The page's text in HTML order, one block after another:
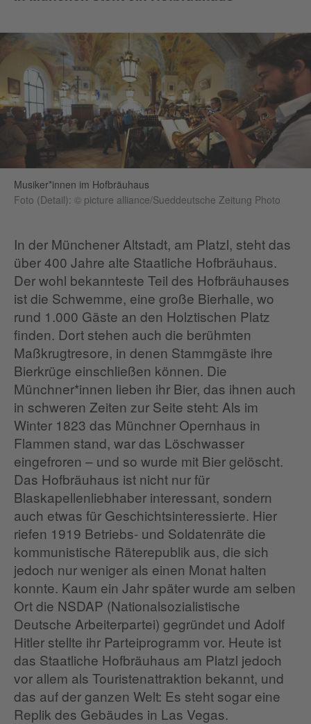
Musiker*innen im Hofbräuhaus
Foto (Detail): © picture alliance/Sueddeutsche Zeitung Photo
In der Münchener Altstadt, am Platzl, steht das
über 400 Jahre alte Staatliche Hofbräuhaus.
Der wohl bekannteste Teil des Hofbräuhauses
ist die Schwemme, eine große Bierhalle, wo
rund 1.000 Gäste an den Holztischen Platz
finden. Dort stehen auch die berühmten
Maßkrugtresore, in denen Stammgäste ihre
Bierkrüge einschließen können. Die
Münchner*innen lieben ihr Bier, das ihnen auch
in schweren Zeiten zur Seite steht: Als im
Winter 1823 das Münchner Opernhaus in
Flammen stand, war das Löschwasser
eingefroren – und so wurde mit Bier gelöscht.
Das Hofbräuhaus ist nicht nur für
Blaskapellenliebhaber interessant, sondern
auch etwas für Geschichtsinteressierte. Hier
riefen 1919 Betriebs- und Soldatenräte die
kommunistische Räterepublik aus, die sich
jedoch nur weniger als einen Monat halten
konnte. Kaum ein Jahr später wurde am selben
Ort die NSDAP (Nationalsozialistische
Deutsche Arbeiterpartei) gegründet und Adolf
Hitler stellte ihr Parteiprogramm vor. Heute ist
das Staatliche Hofbräuhaus am Platzl jedoch
vor allem als Touristenattraktion bekannt, und
das auf der ganzen Welt: Es steht sogar eine
Replik des Gebäudes in Las Vegas.